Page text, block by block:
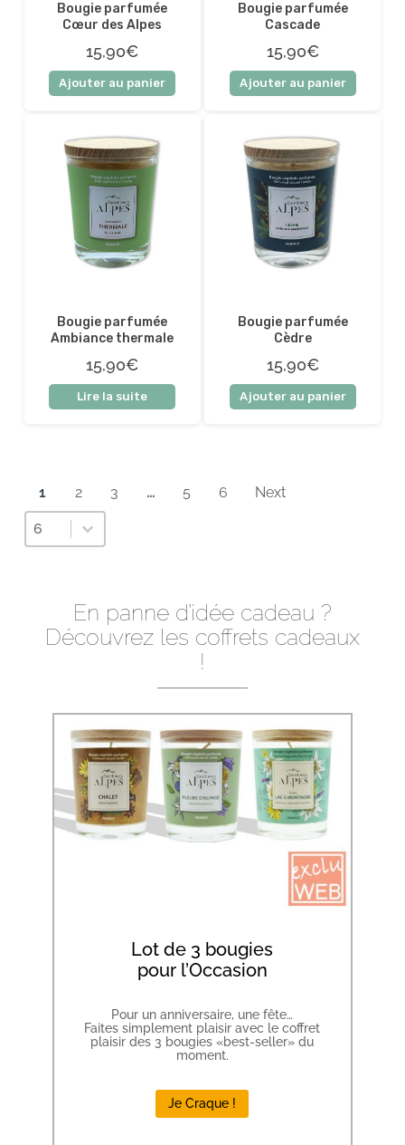
Bougie parfumée
Cœur des Alpes
15,90€
Ajouter au panier
Bougie parfumée
Cascade
15,90€
Ajouter au panier
Bougie parfumée
Ambiance thermale
15,90€
Lire la suite
Bougie parfumée
Cèdre
15,90€
Ajouter au panier
1 2 3 … 5 6 Next
Sélectionnez un nombre par page
6
Sélectionnez un nombre par page
En panne d’idée cadeau ?
Découvrez les coffrets cadeaux
!
Lot de 3 bougies
pour l’Occasion
Pour un anniversaire, une fête…
Faites simplement plaisir avec le coffret
plaisir des 3 bougies «best-seller» du
moment.
Je Craque !